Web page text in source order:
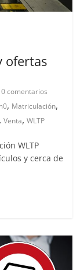
ofertas
0 comentarios
, Matriculación,
, Venta, WLTP
WLTP
y cerca de